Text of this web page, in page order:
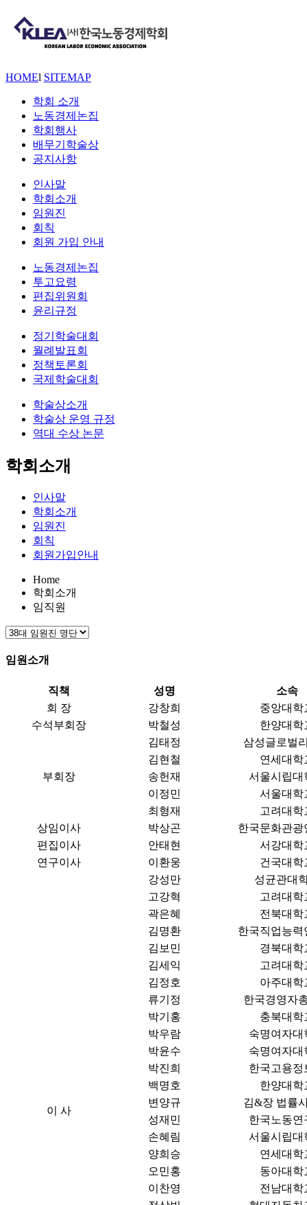
HOMEl SITEMAP
학회 소개
노동경제논집
학회행사
배무기학술상
공지사항
인사말
학회소개
임원진
회칙
회원 가입 안내
노동경제논집
투고요령
편집위원회
윤리규정
정기학술대회
월례발표회
정책토론회
국제학술대회
학술상소개
학술상 운영 규정
역대 수상 논문
학회소개
인사말
학회소개
임원진
회칙
회원가입안내
Home
학회소개
임직원
임원소개
직책 성명
소속
회 장
강창희
중앙대학
수석부회장
박철성 한양대학
부회장
김태정
삼성글로벌
김현철
연세대학
송헌재
서울시립대
이정민
서울대학
최형재
고려대학
상임이사
박상곤
한국문화관광
편집이사
안태현
서강대학
연구이사
이환웅 건국대학
이 사
강성만
성균관대
고강혁
고려대학
곽은혜
전북대학
김명환
한국직업능력
김보민
경북대학
김세익
고려대학
김정호
아주대학
류기정
한국경영자
박기홍
충북대학
박우람
숙명여자대
박윤수
숙명여자대
박진희
한국고용정
백명호
한양대학
변양규
김&장 법률
성재민
한국노동연
손혜림
서울시립대
양희승
연세대학
오민홍
동아대학
이찬영
전남대학